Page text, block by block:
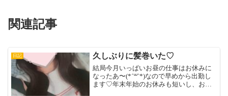
関連記事
日記 久しぶりに髪巻いた♡
結局今月いっぱいお昼の仕事はお休みに
なったあ〜(*´꒳`*)なので早めから出勤し
ます♡年末年始のお休みも短いし、お盆